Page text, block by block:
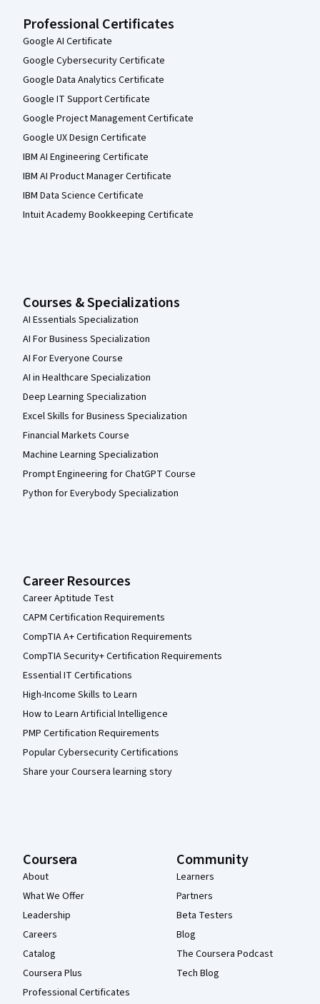
Professional Certificates
Google AI Certificate
Google Cybersecurity Certificate
Google Data Analytics Certificate
Google IT Support Certificate
Google Project Management Certificate
Google UX Design Certificate
IBM AI Engineering Certificate
IBM AI Product Manager Certificate
IBM Data Science Certificate
Intuit Academy Bookkeeping Certificate
Courses & Specializations
AI Essentials Specialization
AI For Business Specialization
AI For Everyone Course
AI in Healthcare Specialization
Deep Learning Specialization
Excel Skills for Business Specialization
Financial Markets Course
Machine Learning Specialization
Prompt Engineering for ChatGPT Course
Python for Everybody Specialization
Career Resources
Career Aptitude Test
CAPM Certification Requirements
CompTIA A+ Certification Requirements
CompTIA Security+ Certification Requirements
Essential IT Certifications
High-Income Skills to Learn
How to Learn Artificial Intelligence
PMP Certification Requirements
Popular Cybersecurity Certifications
Share your Coursera learning story
Coursera
About
What We Offer
Leadership
Careers
Catalog
Coursera Plus
Professional Certificates
Community
Learners
Partners
Beta Testers
Blog
The Coursera Podcast
Tech Blog